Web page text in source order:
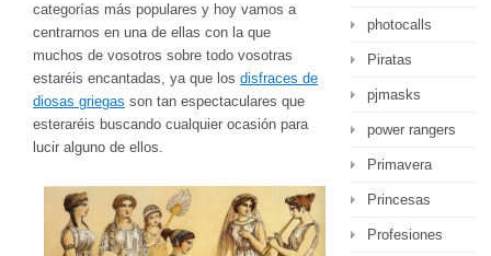
categorías más populares y hoy vamos a
centrarnos en una de ellas con la que
muchos de vosotros sobre todo vosotras
estaréis encantadas, ya que los disfraces de
diosas griegas son tan espectaculares que
esteraréis buscando cualquier ocasión para
lucir alguno de ellos.
photocalls
Piratas
pjmasks
power rangers
Primavera
Princesas
Profesiones